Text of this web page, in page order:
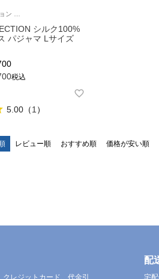
シルク100%
パジャマ Lサイズ
税込
5.00 （1 ）
レビュー順 おすすめ順 価格が安い順
配